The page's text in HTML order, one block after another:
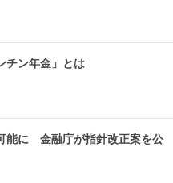
チン年金」とは
能に 金融庁が指針改正案を公